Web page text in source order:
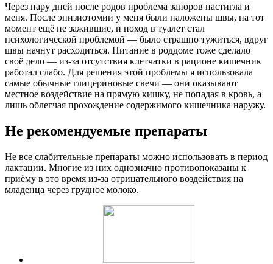
Через пару дней после родов проблема запоров настигла и
меня. После эпизиотомии у меня были наложены швы, на тот
момент ещё не зажившие, и поход в туалет стал
психологической проблемой — было страшно тужиться, вдруг
швы начнут расходиться. Питание в роддоме тоже сделало
своё дело — из-за отсутствия клетчатки в рационе кишечник
работал слабо. Для решения этой проблемы я использовала
самые обычные глицериновые свечи — они оказывают
местное воздействие на прямую кишку, не попадая в кровь, а
лишь облегчая прохождение содержимого кишечника наружу.
Не рекомендуемые препараты
Не все слабительные препараты можно использовать в период
лактации. Многие из них однозначно противопоказаны к
приёму в это время из-за отрицательного воздействия на
младенца через грудное молоко.